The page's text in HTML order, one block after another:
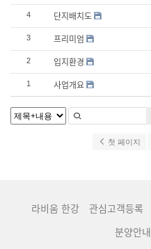
4 단지배치도
3 프리미엄
2 입지환경
1 사업개요
첫 페이지
라비움 한강 관심고객등록
분양안내